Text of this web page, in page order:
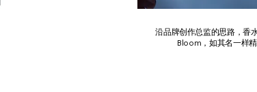
沿品牌创作总监的思路，
Bloom，如其名一样